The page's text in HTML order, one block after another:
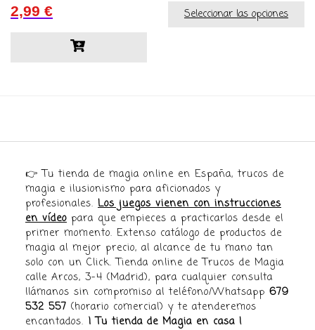
2,99 € Seleccionar las opciones
👉 Tu tienda de magia online en España, trucos de
magia e ilusionismo para aficionados y
profesionales. Los juegos vienen con instrucciones
en vídeo para que empieces a practicarlos desde el
primer momento. Extenso catálogo de productos de
magia al mejor precio, al alcance de tu mano tan
solo con un Click. Tienda online de Trucos de Magia
calle Arcos, 3-4 (Madrid), para cualquier consulta
llámanos sin compromiso al teléfono/Whatsapp 679
532 557 (horario comercial) y te atenderemos
encantados. ¡ Tu tienda de Magia en casa !